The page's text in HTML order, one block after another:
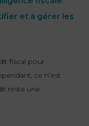
et à gérer les
fiscal pour
ce n’est
reste une